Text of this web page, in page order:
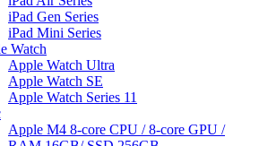
iPad Gen Series
iPad Mini Series
Watch
Apple Watch Ultra
Apple Watch SE
Apple Watch Series 11
Apple M4 8-core CPU / 8-core GPU /